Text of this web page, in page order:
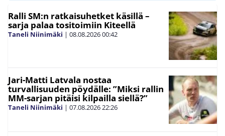
Ralli SM:n ratkaisuhetket käsillä –
sarja palaa tositoimiin Kiteellä
Taneli Niinimäki | 08.08.202600:42
Jari-Matti Latvala nostaa
turvallisuuden pöydälle: ”Miksi rallin
MM-sarjan pitäisi kilpailla siellä?”
Taneli Niinimäki | 07.08.202622:26